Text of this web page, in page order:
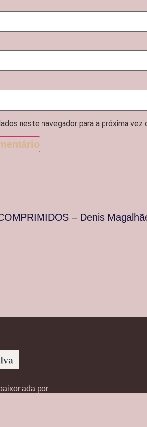
neste navegador para a próxima vez
– Denis
por